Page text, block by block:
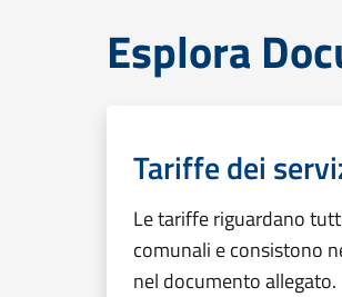
Esplora
Tariffe dei
Le tariffe riguardano
comunali e consistono
nel documento allegato.